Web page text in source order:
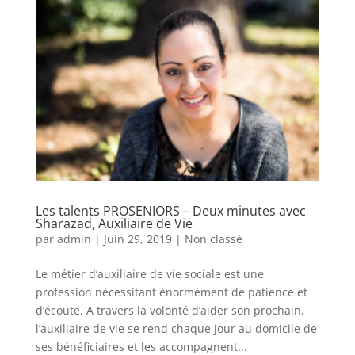
Les talents PROSENIORS – Deux minutes avec
Sharazad, Auxiliaire de Vie
par admin | Juin 29, 2019| Non classé
Le métier d’auxiliaire de vie sociale est une
profession nécessitant énormément de patience et
d’écoute. A travers la volonté d’aider son prochain,
l’auxiliaire de vie se rend chaque jour au domicile de
ses bénéficiaires et les accompagnent...